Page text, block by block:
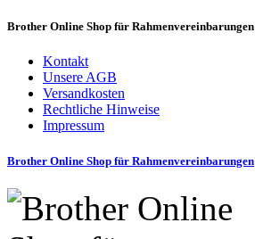
Brother Online Shop für Rahmenvereinbarungen
Kontakt
Unsere AGB
Versandkosten
Rechtliche Hinweise
Impressum
Brother Online Shop für Rahmenvereinbarungen